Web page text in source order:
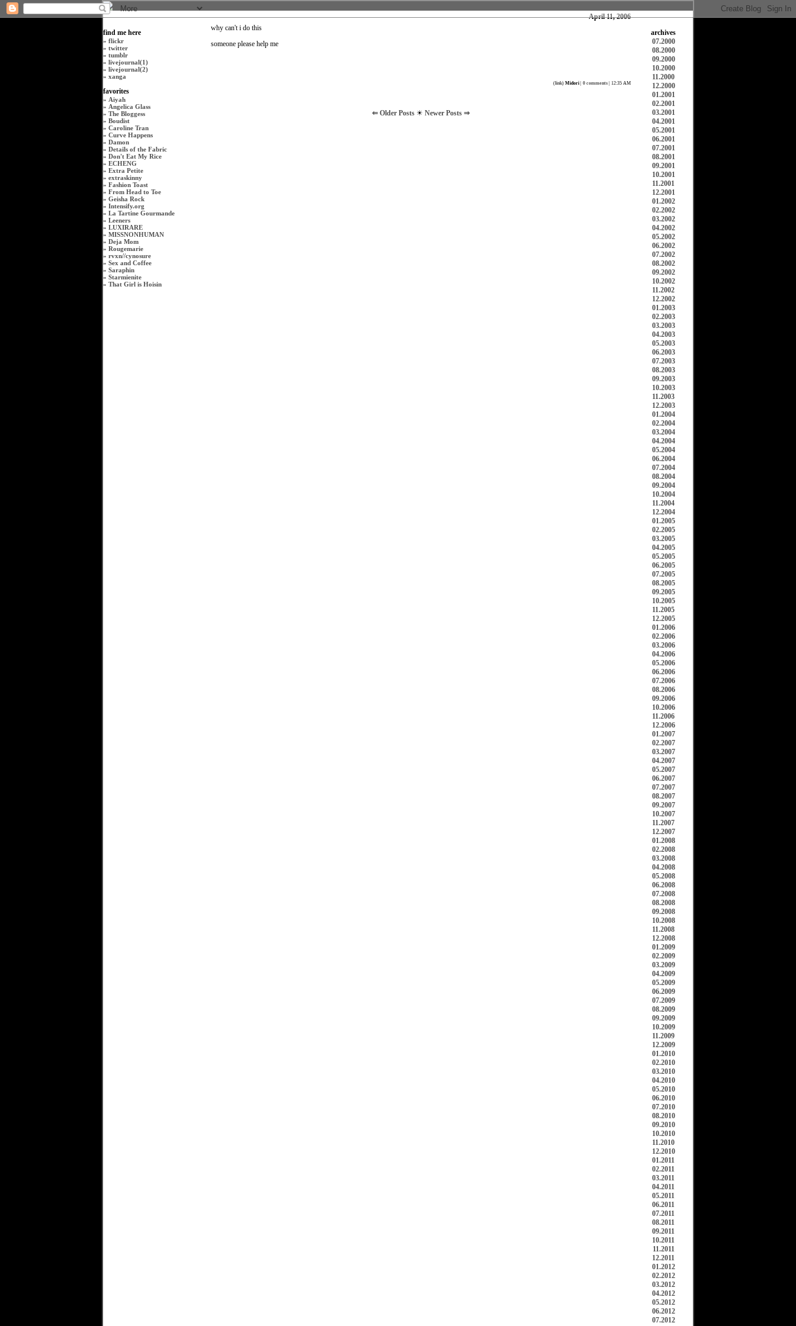
find me here
» flickr
» twitter
» tumblr
» livejournal(1)
» livejournal(2)
» xanga
favorites
» Aiyah
» Angelica Glass
» The Bloggess
» Boudist
» Caroline Tran
» Curve Happens
» Damon
» Details of the Fabric
» Don't Eat My Rice
» ECHENG
» Extra Petite
» extraskinny
» Fashion Toast
» From Head to Toe
» Geisha Rock
» Intensify.org
» La Tartine Gourmande
» Leeners
» LUXIRARE
» MISSNONHUMAN
» Deja Mom
» Rougemarie
» rvxn//cynosure
» Sex and Coffee
» Saraphin
» Starmienite
» That Girl is Hoisin
April 11, 2006
why can't i do this
someone please help me
(link) Midori| 0 comments| 12:35 AM
⇐ Older Posts ☀ Newer Posts ⇒
archives
07.2000
08.2000
09.2000
10.2000
11.2000
12.2000
01.2001
02.2001
03.2001
04.2001
05.2001
06.2001
07.2001
08.2001
09.2001
10.2001
11.2001
12.2001
01.2002
02.2002
03.2002
04.2002
05.2002
06.2002
07.2002
08.2002
09.2002
10.2002
11.2002
12.2002
01.2003
02.2003
03.2003
04.2003
05.2003
06.2003
07.2003
08.2003
09.2003
10.2003
11.2003
12.2003
01.2004
02.2004
03.2004
04.2004
05.2004
06.2004
07.2004
08.2004
09.2004
10.2004
11.2004
12.2004
01.2005
02.2005
03.2005
04.2005
05.2005
06.2005
07.2005
08.2005
09.2005
10.2005
11.2005
12.2005
01.2006
02.2006
03.2006
04.2006
05.2006
06.2006
07.2006
08.2006
09.2006
10.2006
11.2006
12.2006
01.2007
02.2007
03.2007
04.2007
05.2007
06.2007
07.2007
08.2007
09.2007
10.2007
11.2007
12.2007
01.2008
02.2008
03.2008
04.2008
05.2008
06.2008
07.2008
08.2008
09.2008
10.2008
11.2008
12.2008
01.2009
02.2009
03.2009
04.2009
05.2009
06.2009
07.2009
08.2009
09.2009
10.2009
11.2009
12.2009
01.2010
02.2010
03.2010
04.2010
05.2010
06.2010
07.2010
08.2010
09.2010
10.2010
11.2010
12.2010
01.2011
02.2011
03.2011
04.2011
05.2011
06.2011
07.2011
08.2011
09.2011
10.2011
11.2011
12.2011
01.2012
02.2012
03.2012
04.2012
05.2012
06.2012
07.2012